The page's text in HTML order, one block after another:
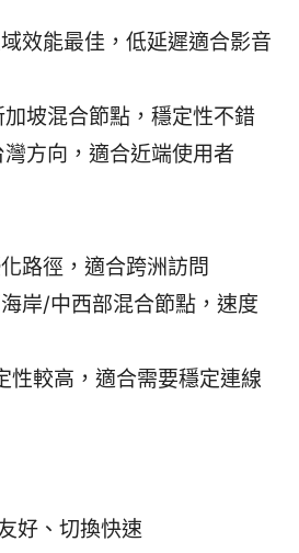
效能最佳，低延遲適合影音
坡混合節點，穩定性不錯
方向，適合近端使用者
路徑，適合跨洲訪問
岸/中西部混合節點，速度
性較高，適合需要穩定連線
好、切換快速